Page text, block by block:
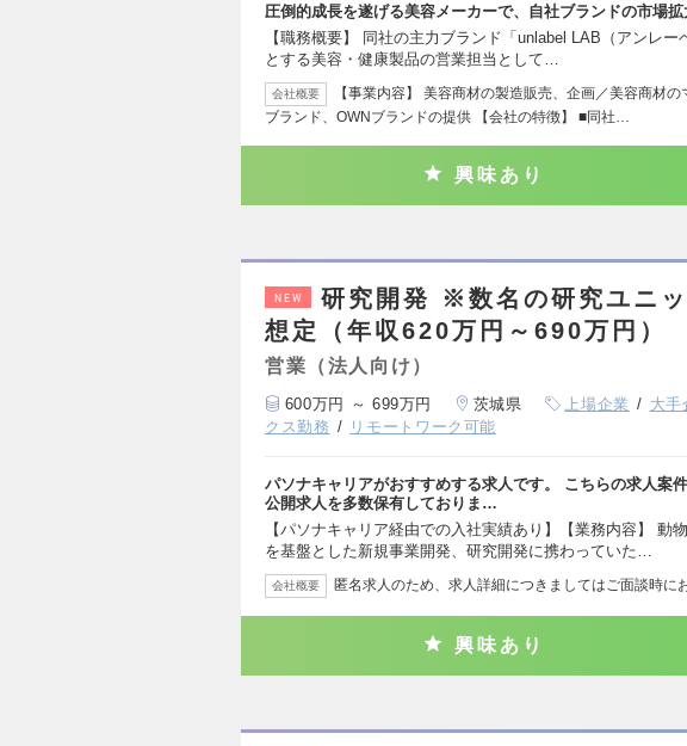
圧倒的成長を遂げる美容メーカーで、自社ブランドの市場拡
【職務概要】 同社の主力ブランド「unlabel LAB（アンレー
とする美容・健康製品の営業担当として…
会社概要
【事業内容】 美容商材の製造販売、企画／美容商材
ブランド、OWNブランドの提供 【会社の特徴】 ■同社…
興味あり
NEW
研究開発 ※数名の研究ユニ
想定（年収620万円～690万円）
営業（法人向け）
600万円 ～ 699万円 茨城県 上場企業 大手
クス勤務
リモートワーク可能
パソナキャリアがおすすめする求人です。 こちらの求人案
公開求人を多数保有しておりま…
【パソナキャリア経由での入社実績あり】【業務内容】 動
を基盤とした新規事業開発、研究開発に携わっていた…
会社概要 匿名求人のため、求人詳細につきましてはご面談時に
興味あり